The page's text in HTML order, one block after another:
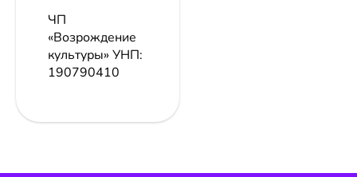
ЧП
«Возрождение
культуры» УНП:
190790410